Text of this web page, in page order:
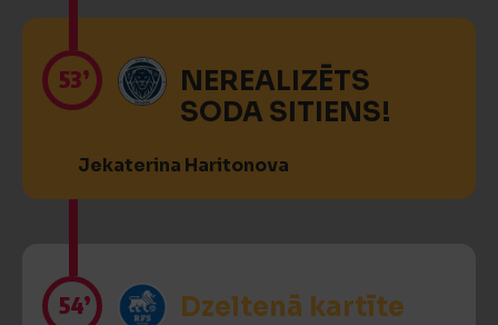
53’
NEREALIZĒTS
SODA SITIENS!
Jekaterina Haritonova
54’ Dzeltenā kartīte